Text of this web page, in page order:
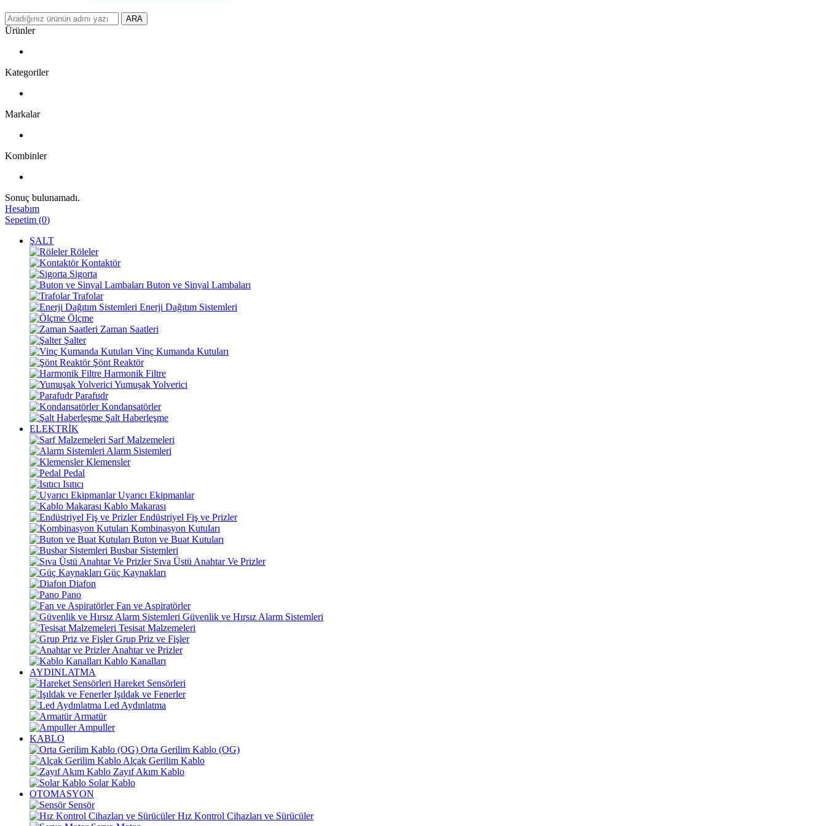
ARA
Ürünler
Kategoriler
Markalar
Kombinler
Sonuç bulunamadı.
Hesabım
Sepetim (0)
ŞALT
Röleler
Kontaktör
Sigorta
Buton ve Sinyal Lambaları
Trafolar
Enerji Dağıtım Sistemleri
Ölçme
Zaman Saatleri
Şalter
Vinç Kumanda Kutuları
Şönt Reaktör
Harmonik Filtre
Yumuşak Yolverici
Parafudr
Kondansatörler
Şalt Haberleşme
ELEKTRİK
Sarf Malzemeleri
Alarm Sistemleri
Klemensler
Pedal
Isıtıcı
Uyarıcı Ekipmanlar
Kablo Makarası
Endüstriyel Fiş ve Prizler
Kombinasyon Kutuları
Buton ve Buat Kutuları
Busbar Sistemleri
Sıva Üstü Anahtar Ve Prizler
Güç Kaynakları
Diafon
Pano
Fan ve Aspiratörler
Güvenlik ve Hırsız Alarm Sistemleri
Tesisat Malzemeleri
Grup Priz ve Fişler
Anahtar ve Prizler
Kablo Kanalları
AYDINLATMA
Hareket Sensörleri
Işıldak ve Fenerler
Led Aydınlatma
Armatür
Ampuller
KABLO
Orta Gerilim Kablo (OG)
Alçak Gerilim Kablo
Zayıf Akım Kablo
Solar Kablo
OTOMASYON
Sensör
Hız Kontrol Cihazları ve Sürücüler